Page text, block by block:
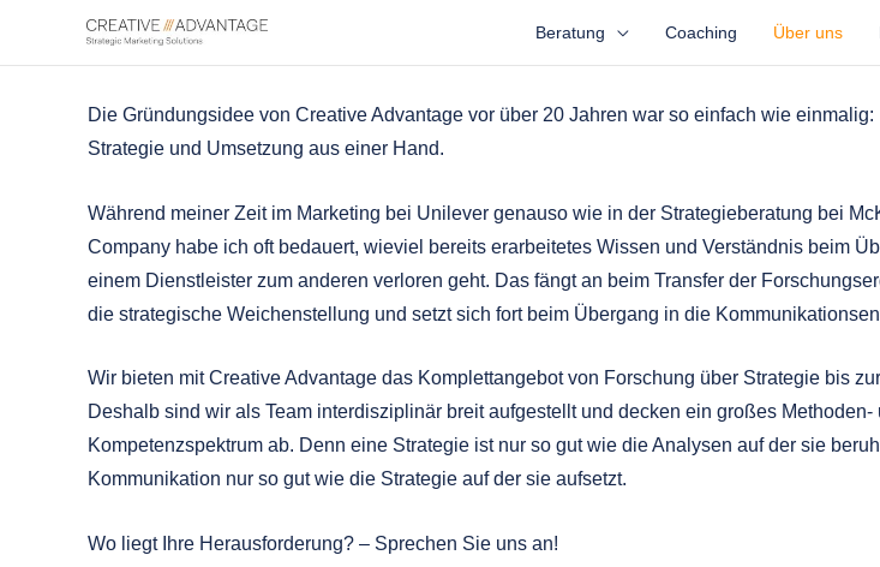
Beratung Coaching Über uns
Die Gründungsidee von Creative Advantage vor über 20 Jahren war so einfach wie einmalig:
Strategie und Umsetzung aus einer Hand.
Während meiner Zeit im Marketing bei Unilever genauso wie in der Strategieberatung bei
Company habe ich oft bedauert, wieviel bereits erarbeitetes Wissen und Verständnis beim
einem Dienstleister zum anderen verloren geht. Das fängt an beim Transfer der
die strategische Weichenstellung und setzt sich fort beim Übergang in die
Wir bieten mit Creative Advantage das Komplettangebot von Forschung über Strategie bis
Deshalb sind wir als Team interdisziplinär breit aufgestellt und decken ein großes Methoden-
Kompetenzspektrum ab. Denn eine Strategie ist nur so gut wie die Analysen auf der sie
Kommunikation nur so gut wie die Strategie auf der sie aufsetzt.
Wo liegt Ihre Herausforderung? – Sprechen Sie uns an!